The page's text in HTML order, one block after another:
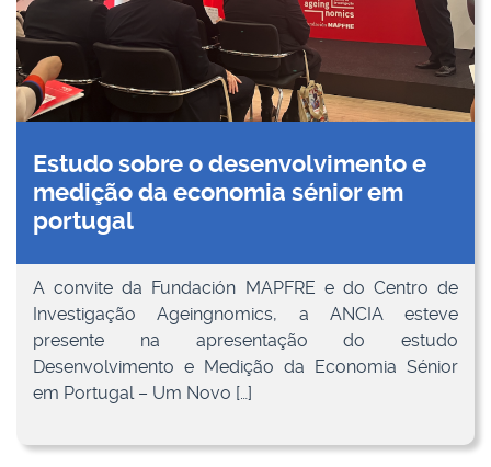
Estudo sobre o desenvolvimento e
medição da economia sénior em
portugal
A convite da Fundación MAPFRE e do Centro de
Investigação Ageingnomics, a ANCIA esteve
presente na apresentação do estudo
Desenvolvimento e Medição da Economia Sénior
em Portugal – Um Novo […]